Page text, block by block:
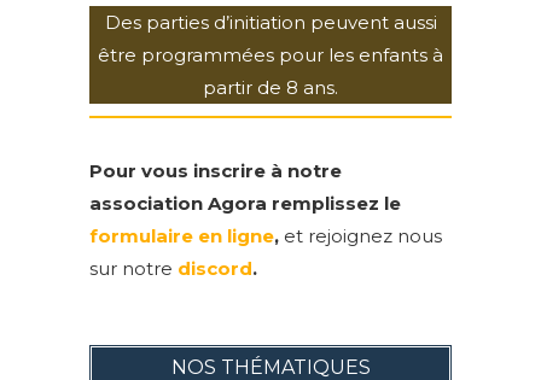
Des parties d’initiation peuvent aussi
être programmées pour les enfants à
partir de 8 ans.
Pour vous inscrire à notre
association Agora remplissez le
formulaire en ligne, et rejoignez nous
sur notre discord.
NOS THÉMATIQUES